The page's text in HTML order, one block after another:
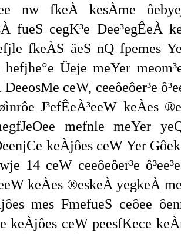
nw fkeÀ kesÀme
fueS cegK³e Dee³egÊeÀ
fkeÀS äeS nQ fpemes
Üeje meYer
ceW, ceeôeôer³e
J³efÊeÀ³eeW keÀes
mefnle meYer
keÀjôes ceW Yer
14 ceW ceeôeôer³e
keÀes ®eskeÀ yegkeÀ
mes FmefueS ceôee
keÀjôes ceW peesfKece